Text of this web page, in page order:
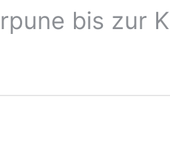
bis zur